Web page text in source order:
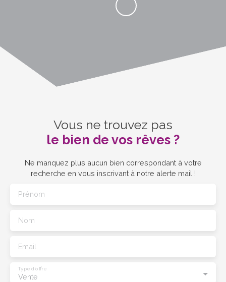
Vous ne trouvez pas
le bien de vos rêves ?
Ne manquez plus aucun bien correspondant à votre
recherche en vous inscrivant à notre alerte mail !
Prénom
Nom
Email
Vente
Type d'offre